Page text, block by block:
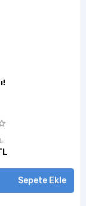
Sepete Ekle